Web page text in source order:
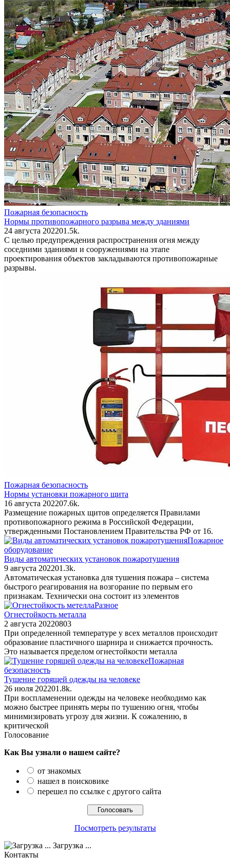
Пожарная безопасность
Нормы противопожарного разрыва между зданиями
24 августа 202201.5k.
С целью предупреждения распространения огня между
соседними зданиями и сооружениями на этапе
проектирования объектов закладываются противопожарные
разрывы.
Пожарная безопасность
Нормы установки пожарного щита
16 августа 202207.6k.
Размещение пожарных щитов определяется Правилами
противопожарного режима в Российской Федерации,
утвержденными Постановлением Правительства РФ от 16.
Пожарное
оборудование
Виды автоматических установок пожаротушения
9 августа 202201.3k.
Автоматическая установка для тушения пожара – система
быстрого реагирования на возгорание по первым его
признакам. Технически она состоит из элементов
Разное
Огнестойкость металла
2 августа 20220803
При определенной температуре у всех металлов происходит
образование пластичного шарнира и снижается прочность.
Это называется пределом огнестойкости металла
Пожарная
безопасность
Тушение горящей одежды на человеке
26 июля 202201.8k.
При воспламенении одежды на человеке необходимо как
можно быстрее принять меры по тушению огня, чтобы
минимизировать угрозу для жизни. К сожалению, в
критической
Голосование
Как Вы узнали о нашем сайте?
от знакомых
нашел в поисковике
перешел по ссылке с другого сайта
Посмотреть результаты
Загрузка ...
Контакты